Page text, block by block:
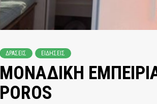
ΔΡΑΣΕΙΣ ΕΙΔΗΣΕΙΣ
ΜΟΝΑΔΙΚΗ
POROS